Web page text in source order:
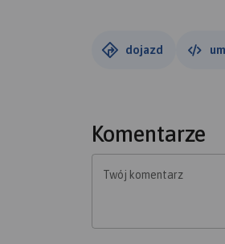
Ukoronowaniem
dojazd
Komentarze
Twój komentarz